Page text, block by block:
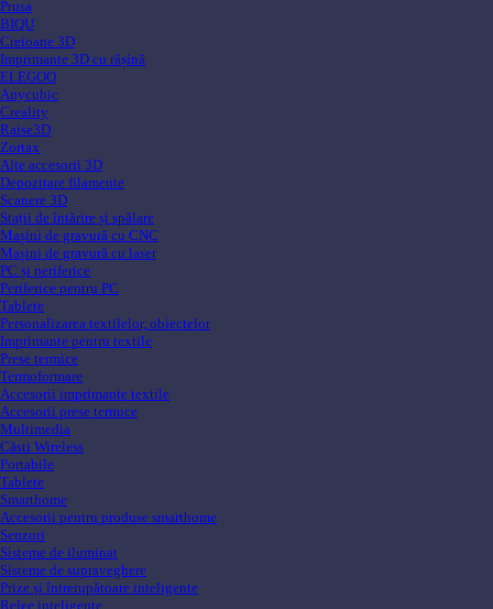
Prusa
BIQU
Creioane 3D
Imprimante 3D cu rășină
ELEGOO
Anycubic
Creality
Raise3D
Zortax
Alte accesorii 3D
Depozitare filamente
Scanere 3D
Stații de întărire și spălare
Mașini de gravură cu CNC
Mașini de gravură cu laser
PC și periferice
Periferice pentru PC
Tablete
Personalizarea textilelor, obiectelor
Imprimante pentru textile
Prese termice
Termoformare
Accesorii imprimante textile
Accesorii prese termice
Multimedia
Căsti Wireless
Portabile
Tablete
Smarthome
Accesorii pentru produse smarthome
Senzori
Sisteme de iluminat
Sisteme de supraveghere
Prize și întrerupătoare inteligente
Relee inteligente